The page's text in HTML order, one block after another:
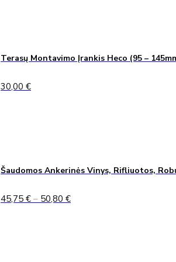
Terasų Montavimo Įrankis Heco (95 –
30,00 €
Šaudomos Ankerinės Vinys, Rifliuotos,
45,75 € – 50,80 €Price